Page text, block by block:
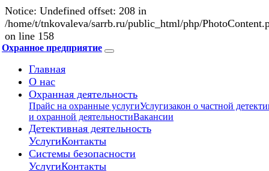
Notice: Undefined offset: 208 in
/home/t/tnkovaleva/sarrb.ru/public_html/php/
on line 158
Охранное предприятие
Главная
О нас
Охранная деятельность
Прайс на охранные услугиУслугизакон о частной
и охранной деятельностиВакансии
Детективная деятельность
УслугиКонтакты
Системы безопасности
УслугиКонтакты